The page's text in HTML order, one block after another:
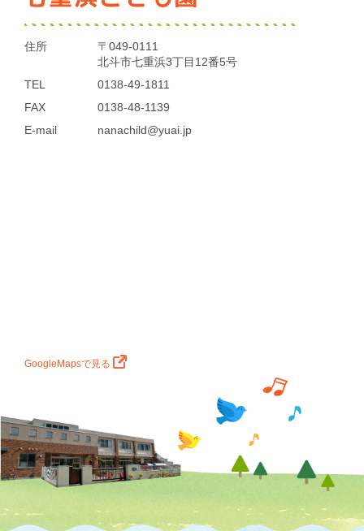
住所
〒049-0111
北斗市七重浜3丁目12番5号
TEL
0138-49-1811
FAX
0138-48-1139
E-mail
nanachild@yuai.jp
GoogleMapsで見る